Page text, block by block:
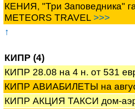
КЕНИЯ, "Три Заповедника"
METEORS TRAVEL >>>
↑
КИПР (4)
КИПР 28.08 на 4 н. от 531
КИПР АВИАБИЛЕТЫ на
КИПР АКЦИЯ ТАКСИ дом-